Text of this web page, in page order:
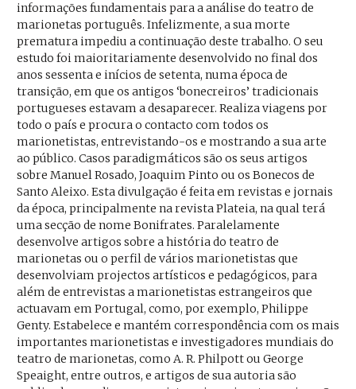
informações fundamentais para a análise do teatro de
marionetas português. Infelizmente, a sua morte
prematura impediu a continuação deste trabalho. O seu
estudo foi maioritariamente desenvolvido no final dos
anos sessenta e inícios de setenta, numa época de
transição, em que os antigos ‘bonecreiros’ tradicionais
portugueses estavam a desaparecer. Realiza viagens por
todo o país e procura o contacto com todos os
marionetistas, entrevistando-os e mostrando a sua arte
ao público. Casos paradigmáticos são os seus artigos
sobre Manuel Rosado, Joaquim Pinto ou os Bonecos de
Santo Aleixo. Esta divulgação é feita em revistas e jornais
da época, principalmente na revista Plateia, na qual terá
uma secção de nome Bonifrates. Paralelamente
desenvolve artigos sobre a história do teatro de
marionetas ou o perfil de vários marionetistas que
desenvolviam projectos artísticos e pedagógicos, para
além de entrevistas a marionetistas estrangeiros que
actuavam em Portugal, como, por exemplo, Philippe
Genty. Estabelece e mantém correspondência com os mais
importantes marionetistas e investigadores mundiais do
teatro de marionetas, como A. R. Philpott ou George
Speaight, entre outros, e artigos de sua autoria são